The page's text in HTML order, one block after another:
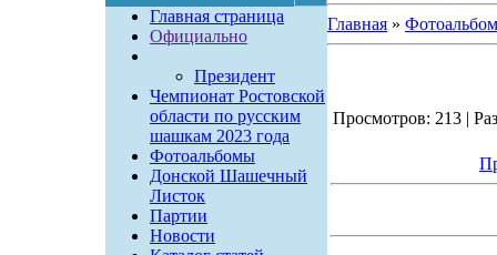
Главная страница
Официально
Президент
Чемпионат Ростовской
области по русским
шашкам 2023 года
Фотоальбомы
Донской Шашечный
Листок
Партии
Новости
Главная» Фотоальбом
Просмотров: 213 |